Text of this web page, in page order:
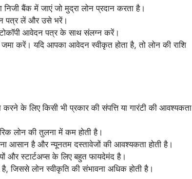
निजी बैंक में जाएं जो मुद्रा लोन प्रदान करता है।
पत्र लें और उसे भरें।
आवेदन पत्र के साथ संलग्न करें।
करें। यदि आपका आवेदन स्वीकृत होता है, तो लोन की राशि
के लिए किसी भी प्रकार की संपत्ति या गारंटी की आवश्यकता
लोन की तुलना में कम होती है।
आसान है और न्यूनतम दस्तावेजों की आवश्यकता होती है।
और स्टार्टअप्स के लिए बहुत फायदेमंद है।
जिससे लोन स्वीकृति की संभावना अधिक होती है।